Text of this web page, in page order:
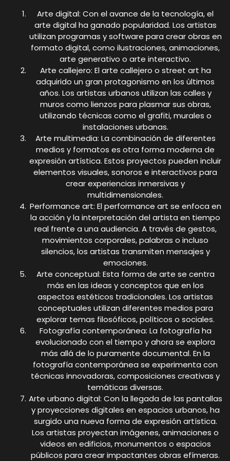
Arte digital: Con el avance de la tecnología, el
arte digital ha ganado popularidad. Los artistas
utilizan programas y software para crear obras en
formato digital, como ilustraciones, animaciones,
arte generativo o arte interactivo.
Arte callejero: El arte callejero o street art ha
adquirido un gran protagonismo en los últimos
años. Los artistas urbanos utilizan las calles y
muros como lienzos para plasmar sus obras,
utilizando técnicas como el grafiti, murales o
instalaciones urbanas.
Arte multimedia: La combinación de diferentes
medios y formatos es otra forma moderna de
expresión artística. Estos proyectos pueden incluir
elementos visuales, sonoros e interactivos para
crear experiencias inmersivas y
multidimensionales.
Performance art: El performance art se enfoca en
la acción y la interpretación del artista en tiempo
real frente a una audiencia. A través de gestos,
movimientos corporales, palabras o incluso
silencios, los artistas transmiten mensajes y
emociones.
Arte conceptual: Esta forma de arte se centra
más en las ideas y conceptos que en los
aspectos estéticos tradicionales. Los artistas
conceptuales utilizan diferentes medios para
explorar temas filosóficos, políticos o sociales.
Fotografía contemporánea: La fotografía ha
evolucionado con el tiempo y ahora se explora
más allá de lo puramente documental. En la
fotografía contemporánea se experimenta con
técnicas innovadoras, composiciones creativas y
temáticas diversas.
Arte urbano digital: Con la llegada de las pantallas
y proyecciones digitales en espacios urbanos, ha
surgido una nueva forma de expresión artística.
Los artistas proyectan imágenes, animaciones o
videos en edificios, monumentos o espacios
públicos para crear impactantes obras efímeras.